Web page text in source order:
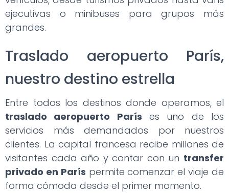
ejecutivas o minibuses para grupos más
grandes.
Traslado aeropuerto París,
nuestro destino estrella
Entre todos los destinos donde operamos, el
traslado aeropuerto París es uno de los
servicios más demandados por nuestros
clientes. La capital francesa recibe millones de
visitantes cada año y contar con un transfer
privado en París permite comenzar el viaje de
forma cómoda desde el primer momento.